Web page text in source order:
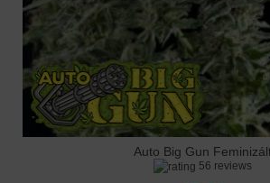
Auto Big Gun
56 reviews